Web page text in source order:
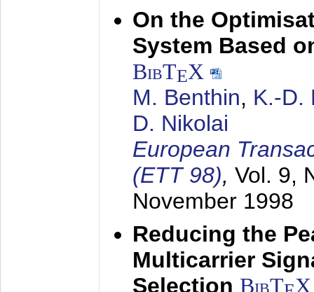
On the
System Based
BibTEX
M. Benthin, K.-D.
D. Nikolai
European
(ETT 98), Vol. 9,
November 1998
Reducing the
Multicarrier
Selection BibT X